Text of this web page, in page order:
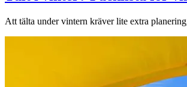
Att tälta under vintern kräver lite extra